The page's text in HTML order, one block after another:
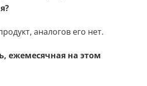
аналогов его нет.
ежемесячная на этом